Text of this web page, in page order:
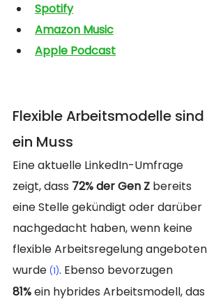
Spotify
Amazon Music
Apple Podcast
Flexible Arbeitsmodelle sind
ein Muss
Eine aktuelle LinkedIn-Umfrage
zeigt, dass 72% der Gen Z bereits
eine Stelle gekündigt oder darüber
nachgedacht haben, wenn keine
flexible Arbeitsregelung angeboten
wurde (1). Ebenso bevorzugen
81% ein hybrides Arbeitsmodell, das